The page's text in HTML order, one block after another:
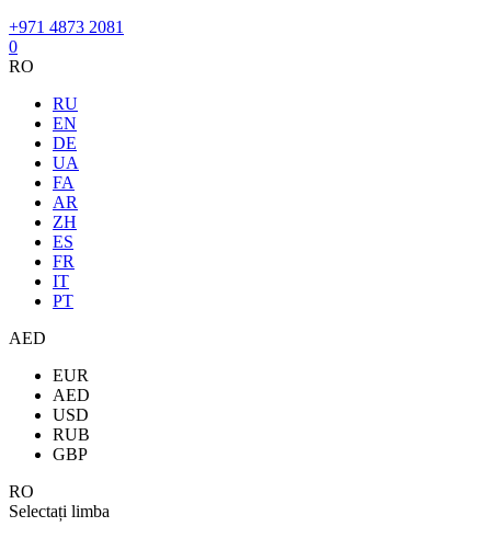
+971 4873 2081
0
RO
RU
EN
DE
UA
FA
AR
ZH
ES
FR
IT
PT
AED
EUR
AED
USD
RUB
GBP
RO
Selectați limba